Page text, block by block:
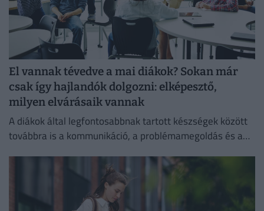
El vannak tévedve a mai diákok? Sokan már
csak így hajlandók dolgozni: elképesztő,
milyen elvárásaik vannak
A diákok által legfontosabbnak tartott készségek között
továbbra is a kommunikáció, a problémamegoldás és a